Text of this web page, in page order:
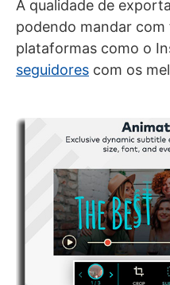
A qualidade de
podendo mandar com
plataformas como o
seguidores com os